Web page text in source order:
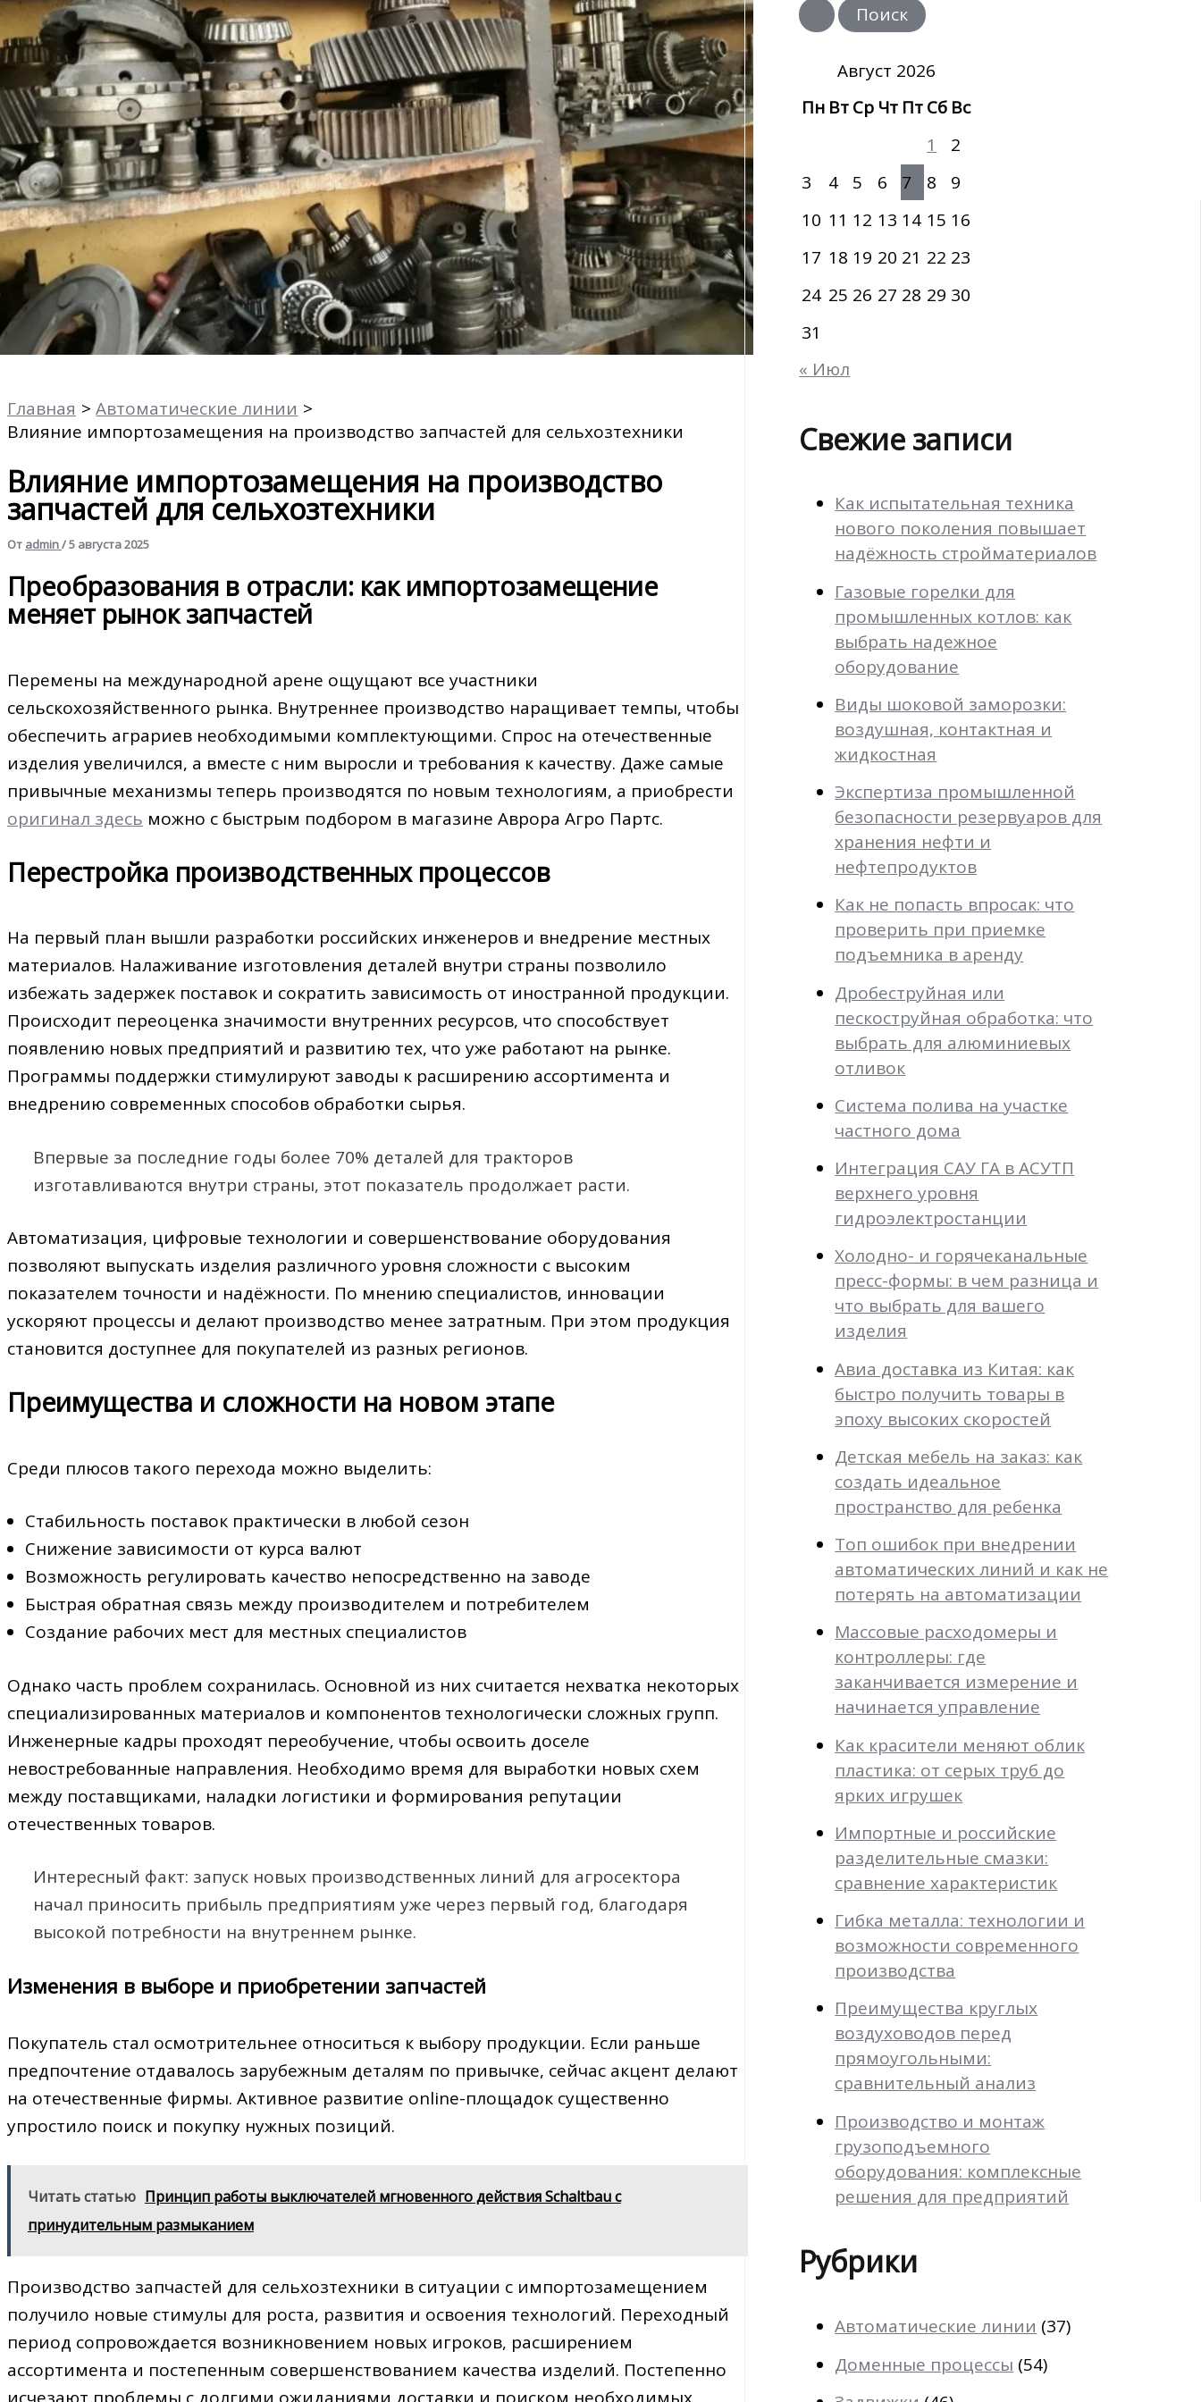
Главная
Автоматические линии
Влияние импортозамещения на производство запчастей для сельхозтехники
Влияние импортозамещения на производство
запчастей для сельхозтехники
От admin/5 августа 2025
Преобразования в отрасли: как импортозамещение
меняет рынок запчастей
Перемены на международной арене ощущают все участники
сельскохозяйственного рынка. Внутреннее производство наращивает темпы, чтобы
обеспечить аграриев необходимыми комплектующими. Спрос на отечественные
изделия увеличился, а вместе с ним выросли и требования к качеству. Даже самые
привычные механизмы теперь производятся по новым технологиям, а приобрести
оригинал здесь можно с быстрым подбором в магазине Аврора Агро Партс.
Перестройка производственных процессов
На первый план вышли разработки российских инженеров и внедрение местных
материалов. Налаживание изготовления деталей внутри страны позволило
избежать задержек поставок и сократить зависимость от иностранной продукции.
Происходит переоценка значимости внутренних ресурсов, что способствует
появлению новых предприятий и развитию тех, что уже работают на рынке.
Программы поддержки стимулируют заводы к расширению ассортимента и
внедрению современных способов обработки сырья.
Впервые за последние годы более 70% деталей для тракторов
изготавливаются внутри страны, этот показатель продолжает расти.
Автоматизация, цифровые технологии и совершенствование оборудования
позволяют выпускать изделия различного уровня сложности с высоким
показателем точности и надёжности. По мнению специалистов, инновации
ускоряют процессы и делают производство менее затратным. При этом продукция
становится доступнее для покупателей из разных регионов.
Преимущества и сложности на новом этапе
Среди плюсов такого перехода можно выделить:
Стабильность поставок практически в любой сезон
Снижение зависимости от курса валют
Возможность регулировать качество непосредственно на заводе
Быстрая обратная связь между производителем и потребителем
Создание рабочих мест для местных специалистов
Однако часть проблем сохранилась. Основной из них считается нехватка некоторых
специализированных материалов и компонентов технологически сложных групп.
Инженерные кадры проходят переобучение, чтобы освоить доселе
невостребованные направления. Необходимо время для выработки новых схем
между поставщиками, наладки логистики и формирования репутации
отечественных товаров.
Интересный факт: запуск новых производственных линий для агросектора
начал приносить прибыль предприятиям уже через первый год, благодаря
высокой потребности на внутреннем рынке.
Изменения в выборе и приобретении запчастей
Покупатель стал осмотрительнее относиться к выбору продукции. Если раньше
предпочтение отдавалось зарубежным деталям по привычке, сейчас акцент делают
на отечественные фирмы. Активное развитие online-площадок существенно
упростило поиск и покупку нужных позиций.
Читать статью Принцип работы выключателей мгновенного действия Schaltbau с
принудительным размыканием
Производство запчастей для сельхозтехники в ситуации с импортозамещением
получило новые стимулы для роста, развития и освоения технологий. Переходный
период сопровождается возникновением новых игроков, расширением
ассортимента и постепенным совершенствованием качества изделий. Постепенно
и
с
Август 2026
Пн ВтСр Чт ПтСб Вс
1
2
3
4 5 6 7 8
9
10 11 12 13 14 15 16
17 18 19 20 21 22 23
24 25 26 27 28 29 30
31
« Июл
Свежие записи
Как испытательная техника
нового поколения повышает
надёжность стройматериалов
Газовые горелки для
промышленных котлов: как
выбрать надежное
оборудование
Виды шоковой заморозки:
воздушная, контактная и
жидкостная
Экспертиза промышленной
безопасности резервуаров для
хранения нефти и
нефтепродуктов
Как не попасть впросак: что
проверить при приемке
подъемника в аренду
Дробеструйная или
пескоструйная обработка: что
выбрать для алюминиевых
отливок
Система полива на участке
частного дома
Интеграция САУ ГА в АСУТП
верхнего уровня
гидроэлектростанции
Холодно- и горячеканальные
пресс-формы: в чем разница и
что выбрать для вашего
изделия
Авиа доставка из Китая: как
быстро получить товары в
эпоху высоких скоростей
Детская мебель на заказ: как
создать идеальное
пространство для ребенка
Топ ошибок при внедрении
автоматических линий и как не
потерять на автоматизации
Массовые расходомеры и
контроллеры: где
заканчивается измерение и
начинается управление
Как красители меняют облик
пластика: от серых труб до
ярких игрушек
Импортные и российские
разделительные смазки:
сравнение характеристик
Гибка металла: технологии и
возможности современного
производства
Преимущества круглых
воздуховодов перед
прямоугольными:
сравнительный анализ
Производство и монтаж
грузоподъемного
оборудования: комплексные
решения для предприятий
Рубрики
Автоматические линии (37)
Доменные процессы (54)